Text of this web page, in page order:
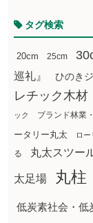
タグ検索
20cm 25cm
巡礼』
ひのき
レチック木材
ック ブランド林業
ータリー丸太
ロ
る
丸太スツー
太足場 丸柱
低炭素社会・低